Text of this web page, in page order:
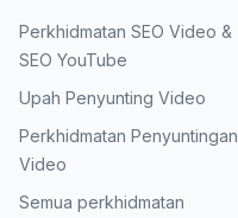
Perkhidmatan SEO Video &
SEO YouTube
Upah Penyunting Video
Perkhidmatan Penyuntingan
Video
Semua perkhidmatan